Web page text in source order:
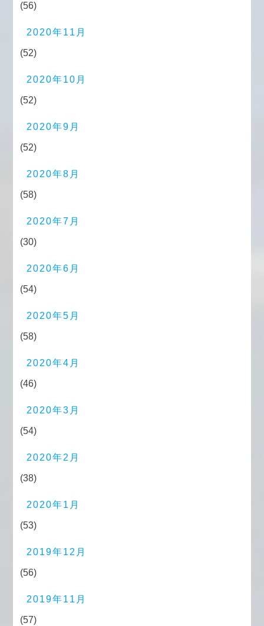
(56)
2020年11月
(52)
2020年10月
(52)
2020年9月
(52)
2020年8月
(58)
2020年7月
(30)
2020年6月
(54)
2020年5月
(58)
2020年4月
(46)
2020年3月
(54)
2020年2月
(38)
2020年1月
(53)
2019年12月
(56)
2019年11月
(57)